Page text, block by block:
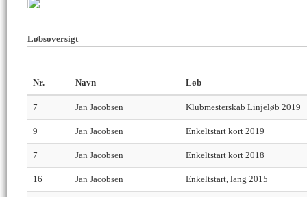
Løbsoversigt
Nr. Navn Løb
7 Jan Jacobsen Klubmesterskab Linjeløb 2019
9 Jan Jacobsen Enkeltstart kort 2019
7 Jan Jacobsen Enkeltstart kort 2018
16 Jan Jacobsen Enkeltstart, lang 2015